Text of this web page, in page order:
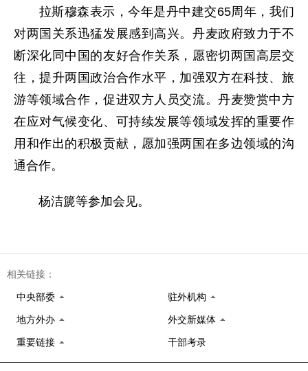
拉斯穆森表示，今年是丹中建交65周年，我们
对两国关系迅猛发展感到高兴。丹麦政府致力于不
断深化同中国的友好合作关系，愿密切两国高层交
往，提升两国政治合作水平，加强双方在科技、旅
游等领域合作，促进双方人员交流。丹麦赞赏中方
在应对气候变化、可持续发展等领域发挥的重要作
用和作出的积极贡献，愿加强两国在多边领域的沟
通合作。
杨洁篪等参加会见。
相关链接：
中央部委 驻外机构
地方外办 外交新媒体
重要链接 干部考录